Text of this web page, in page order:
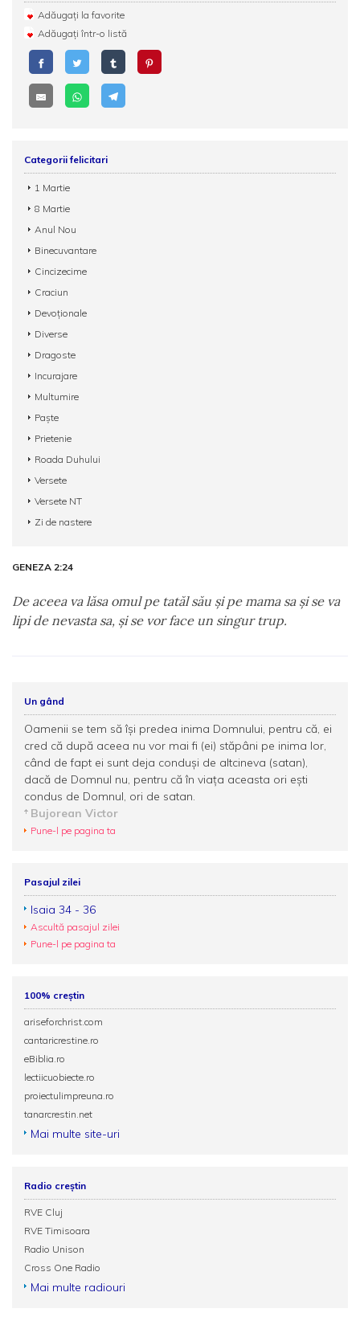
Adăugați la favorite
Adăugați într-o listă
Categorii felicitari
1 Martie
8 Martie
Anul Nou
Binecuvantare
Cincizecime
Craciun
Devoționale
Diverse
Dragoste
Incurajare
Multumire
Paște
Prietenie
Roada Duhului
Versete
Versete NT
Zi de nastere
GENEZA 2:24
De aceea va lăsa omul pe tatăl său şi pe mama sa şi se va
lipi de nevasta sa, şi se vor face un singur trup.
Un gând
Oamenii se tem să îşi predea inima Domnului, pentru că, ei
cred că după aceea nu vor mai fi (ei) stăpâni pe inima lor,
când de fapt ei sunt deja conduşi de altcineva (satan),
dacă de Domnul nu, pentru că în viaţa aceasta ori eşti
condus de Domnul, ori de satan.
Bujorean Victor
Pune-l pe pagina ta
Pasajul zilei
Isaia 34 - 36
Ascultă pasajul zilei
Pune-l pe pagina ta
100% creștin
ariseforchrist.com
cantaricrestine.ro
eBiblia.ro
lectiicuobiecte.ro
proiectulimpreuna.ro
tanarcrestin.net
Mai multe site-uri
Radio creștin
RVE Cluj
RVE Timisoara
Radio Unison
Cross One Radio
Mai multe radiouri